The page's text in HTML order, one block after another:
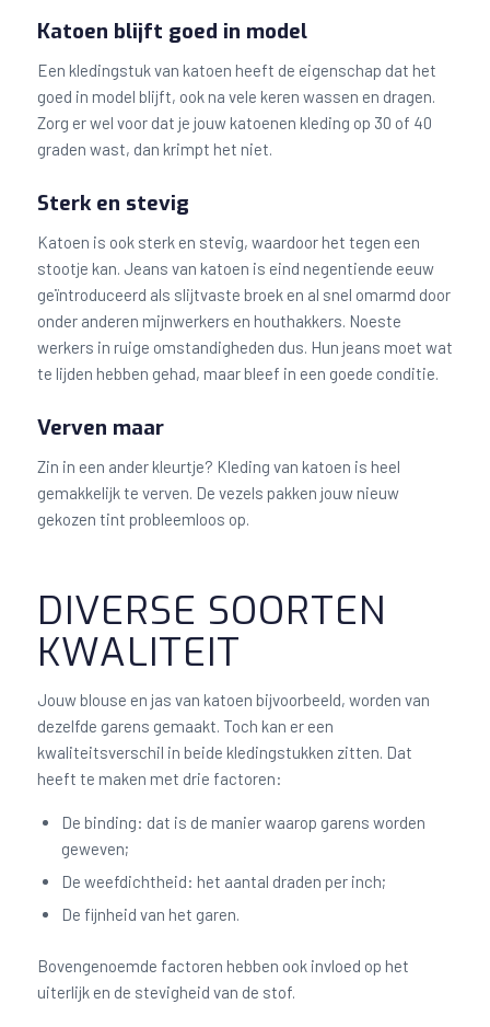
Katoen blijft goed in model
Een kledingstuk van katoen heeft de eigenschap dat het
goed in model blijft, ook na vele keren wassen en dragen.
Zorg er wel voor dat je jouw katoenen kleding op 30 of 40
graden wast, dan krimpt het niet.
Sterk en stevig
Katoen is ook sterk en stevig, waardoor het tegen een
stootje kan. Jeans van katoen is eind negentiende eeuw
geïntroduceerd als slijtvaste broek en al snel omarmd door
onder anderen mijnwerkers en houthakkers. Noeste
werkers in ruige omstandigheden dus. Hun jeans moet wat
te lijden hebben gehad, maar bleef in een goede conditie.
Verven maar
Zin in een ander kleurtje? Kleding van katoen is heel
gemakkelijk te verven. De vezels pakken jouw nieuw
gekozen tint probleemloos op.
DIVERSE SOORTEN
KWALITEIT
Jouw blouse en jas van katoen bijvoorbeeld, worden van
dezelfde garens gemaakt. Toch kan er een
kwaliteitsverschil in beide kledingstukken zitten. Dat
heeft te maken met drie factoren:
De binding: dat is de manier waarop garens worden
geweven;
De weefdichtheid: het aantal draden per inch;
De fijnheid van het garen.
Bovengenoemde factoren hebben ook invloed op het
uiterlijk en de stevigheid van de stof.